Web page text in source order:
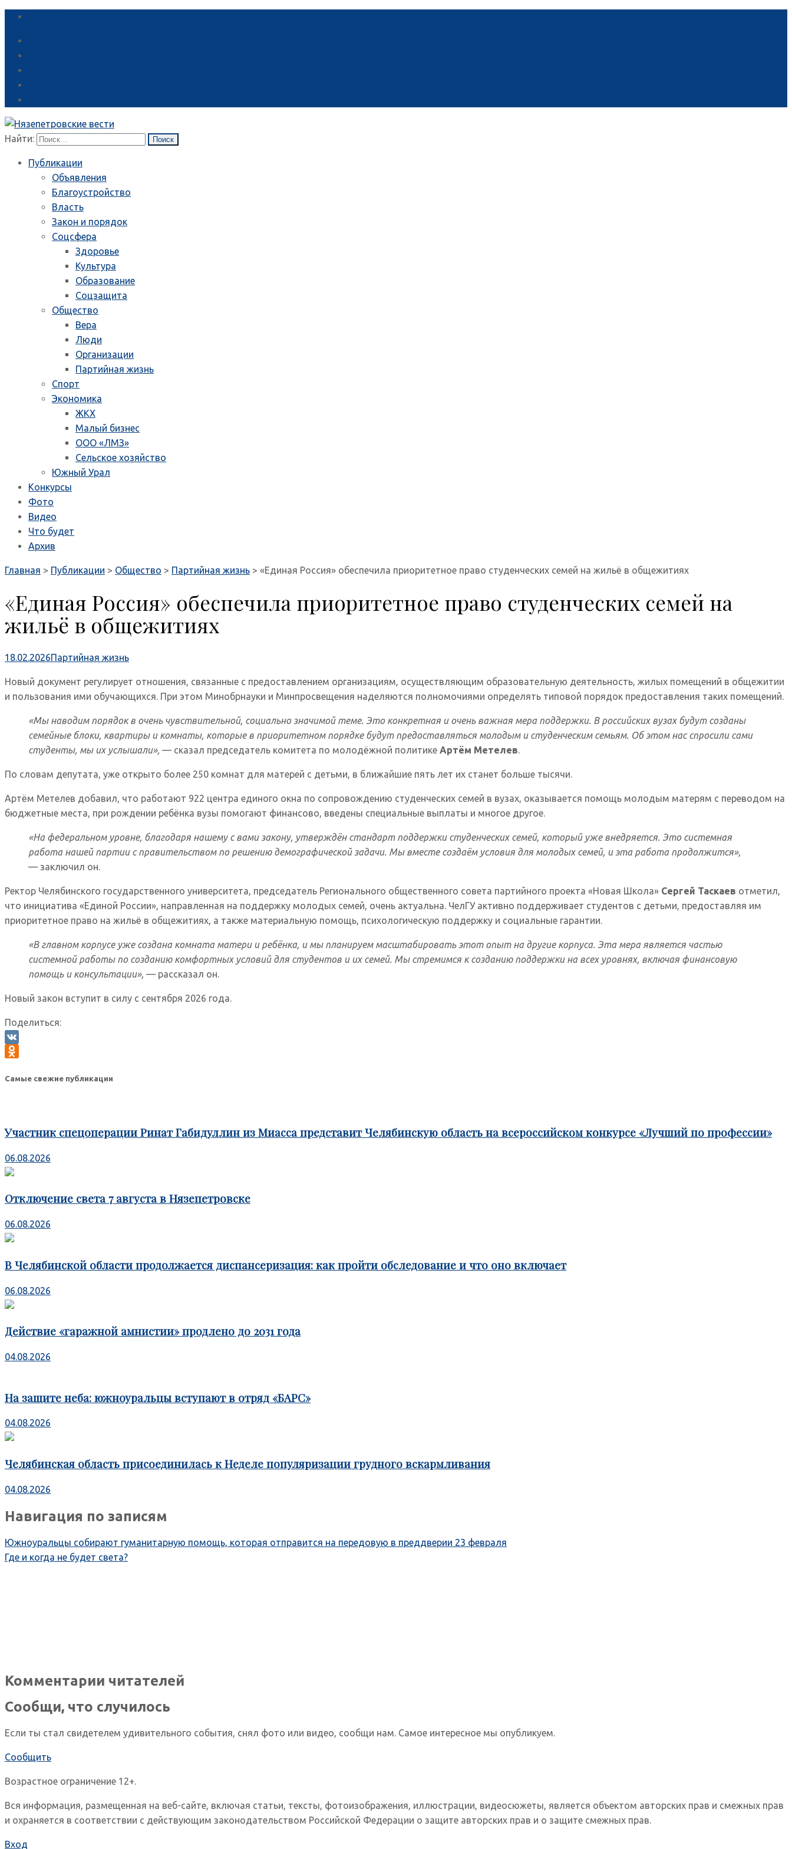
Найти:
Публикации
Объявления
Благоустройство
Власть
Закон и порядок
Соцсфера
Здоровье
Культура
Образование
Соцзащита
Общество
Вера
Люди
Организации
Партийная жизнь
Спорт
Экономика
ЖКХ
Малый бизнес
ООО «ЛМЗ»
Сельское хозяйство
Южный Урал
Конкурсы
Фото
Видео
Что будет
Архив
Главная > Публикации > Общество > Партийная жизнь > «Единая Россия» обеспечила приоритетное право студенческих семей на жильё в общежитиях
«Единая Россия» обеспечила приоритетное право студенческих семей на
жильё в общежитиях
18.02.2026Партийная жизнь
Новый документ регулирует отношения, связанные с предоставлением организациям, осуществляющим образовательную деятельность, жилых помещений в общежитии
и пользования ими обучающихся. При этом Минобрнауки и Минпросвещения наделяются полномочиями определять типовой порядок предоставления таких помещений.
«Мы наводим порядок в очень чувствительной, социально значимой теме. Это конкретная и очень важная мера поддержки. В российских вузах будут созданы
семейные блоки, квартиры и комнаты, которые в приоритетном порядке будут предоставляться молодым и студенческим семьям. Об этом нас спросили сами
студенты, мы их услышали», — сказал председатель комитета по молодёжной политике Артём Метелев.
По словам депутата, уже открыто более 250 комнат для матерей с детьми, в ближайшие пять лет их станет больше тысячи.
Артём Метелев добавил, что работают 922 центра единого окна по сопровождению студенческих семей в вузах, оказывается помощь молодым матерям с переводом на
бюджетные места, при рождении ребёнка вузы помогают финансово, введены специальные выплаты и многое другое.
«На федеральном уровне, благодаря нашему с вами закону, утверждён стандарт поддержки студенческих семей, который уже внедряется. Это системная
работа нашей партии с правительством по решению демографической задачи. Мы вместе создаём условия для молодых семей, и эта работа продолжится»,
— заключил он.
Ректор Челябинского государственного университета, председатель Регионального общественного совета партийного проекта «Новая Школа» Сергей Таскаев отметил,
что инициатива «Единой России», направленная на поддержку молодых семей, очень актуальна. ЧелГУ активно поддерживает студентов с детьми, предоставляя им
приоритетное право на жильё в общежитиях, а также материальную помощь, психологическую поддержку и социальные гарантии.
«В главном корпусе уже создана комната матери и ребёнка, и мы планируем масштабировать этот опыт на другие корпуса. Эта мера является частью
системной работы по созданию комфортных условий для студентов и их семей. Мы стремимся к созданию поддержки на всех уровнях, включая финансовую
помощь и консультации», — рассказал он.
Новый закон вступит в силу с сентября 2026 года.
Поделиться:
VK
Самые свежие публикации
Участник спецоперации Ринат Габидуллин из Миасса представит Челябинскую область на всероссийском конкурсе «Лучший по профессии»
06.08.2026
Отключение света 7 августа в Нязепетровске
06.08.2026
В Челябинской области продолжается диспансеризация: как пройти обследование и что оно включает
06.08.2026
Действие «гаражной амнистии» продлено до 2031 года
04.08.2026
На защите неба: южноуральцы вступают в отряд «БАРС»
04.08.2026
Челябинская область присоединилась к Неделе популяризации грудного вскармливания
04.08.2026
Навигация по записям
Южноуральцы собирают гуманитарную помощь, которая отправится на передовую в преддверии 23 февраля
Где и когда не будет света?
Комментарии читателей
Сообщи, что случилось
Если ты стал свидетелем удивительного события, снял фото или видео, сообщи нам. Самое интересное мы опубликуем.
Сообщить
Возрастное ограничение 12+.
Вся информация, размещенная на веб-сайте, включая статьи, тексты, фотоизображения, иллюстрации, видеосюжеты, является объектом авторских прав и смежных прав
и охраняется в соответствии с действующим законодательством Российской Федерации о защите авторских прав и о защите смежных прав.
Вход